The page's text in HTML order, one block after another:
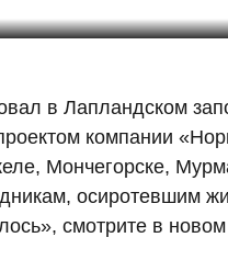
в Лапландском
компании
Мончегорске,
осиротевшим
смотрите в